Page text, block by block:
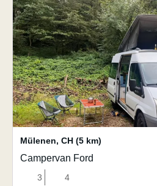
Mülenen, CH (5 km)
Campervan Ford
3 4